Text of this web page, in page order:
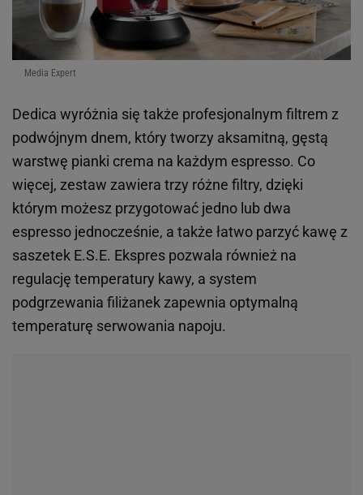
Media Expert
Dedica wyróżnia się także profesjonalnym filtrem z
podwójnym dnem, który tworzy aksamitną, gęstą
warstwę pianki crema na każdym espresso. Co
więcej, zestaw zawiera trzy różne filtry, dzięki
którym możesz przygotować jedno lub dwa
espresso jednocześnie, a także łatwo parzyć kawę z
saszetek E.S.E. Ekspres pozwala również na
regulację temperatury kawy, a system
podgrzewania filiżanek zapewnia optymalną
temperaturę serwowania napoju.